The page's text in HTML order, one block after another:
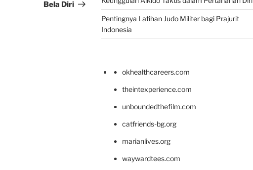
Bela Diri
Pentingnya Latihan Judo Militer bagi Prajurit
Indonesia
okhealthcareers.com
theintexperience.com
unboundedthefilm.com
catfriends-bg.org
marianlives.org
waywardtees.com